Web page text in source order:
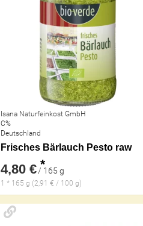
Isana Naturfeinkost GmbH
C%
Deutschland
Frisches Bärlauch Pesto raw
4,80 €*
/ 165 g
1 * 165 g (2,91 € / 100 g)